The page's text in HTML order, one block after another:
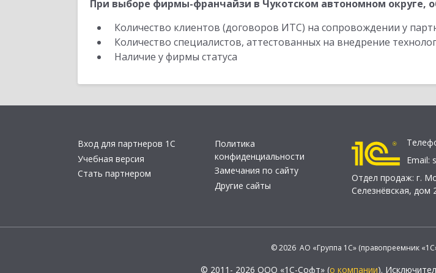
При выборе фирмы-франчайзи в Чукотском автономном округе,
Количество клиентов (договоров ИТС) на сопровождении у
Количество специалистов, аттестованных на внедрение
Наличие у фирмы статуса
Вход для партнеров 1С
Учебная версия
Стать партнером
Политика
конфиденциальности
Замечания по сайту
Другие сайты
Email:
Отдел продаж: г.
Селезнёвская, дом
© 2026 АО «Группа 1С» (правопреемник
© 2011- 2026 ООО «1С-Софт» (о компании).